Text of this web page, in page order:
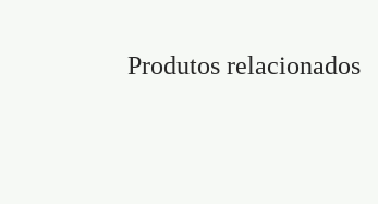
Produtos relacionados